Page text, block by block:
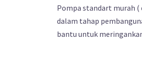
Pompa standart murah (
dalam tahap
bantu untuk